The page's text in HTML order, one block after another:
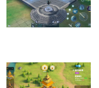
1点至200点，整体好感